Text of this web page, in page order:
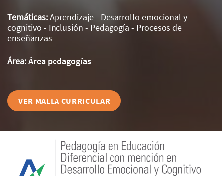
Temáticas:Aprendizaje - Desarrollo emocional y
cognitivo - Inclusión - Pedagogía - Procesos de
enseñanzas
Área:Área pedagogías
VER MALLA CURRICULAR